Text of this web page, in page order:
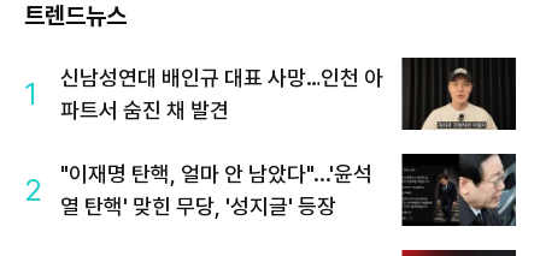
트렌드뉴스
1
신남성연대 배인규 대표 사망…인천 아
파트서 숨진 채 발견
2
"이재명 탄핵, 얼마 안 남았다"...'윤석
열 탄핵' 맞힌 무당, '성지글' 등장